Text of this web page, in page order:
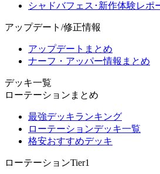
シャドバフェス･新作体験レポ
アップデート/修正情報
アップデートまとめ
ナーフ・アッパー情報まとめ
デッキ一覧
ローテーションまとめ
最強デッキランキング
ローテーションデッキ一覧
格安おすすめデッキ
ローテーションTier1